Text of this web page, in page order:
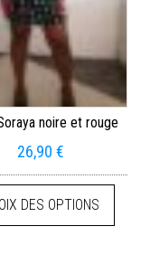
noire et rouge
26,90€
DES OPTIONS